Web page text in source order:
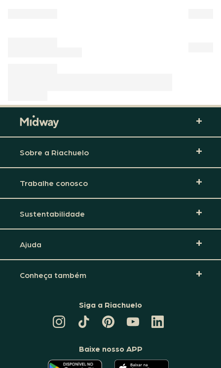
Sobre a Riachuelo
Trabalhe conosco
Sustentabilidade
Ajuda
Conheça também
Siga a Riachuelo
TIKTOK
DA
PINTEREST
DA
CANAL
DA
RIACHUELO
LINKEDIN
DA
Baixe nosso APP
O O